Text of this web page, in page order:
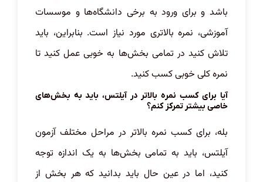
باشد و برای ورود به برخی دانشگاه‌ها و موسسات
آموزشی، نمره بالاتری مورد نیاز است. بنابراین، باید
تلاش کنید در تمامی بخش‌ها به خوبی عمل کنید تا
نمره کلی خوبی کسب کنید.
آیا برای کسب نمره بالاتر در آیلتس، باید به بخش‌های
خاصی بیشتر تمرکز کنم؟
بله، برای کسب نمره بالاتر در مراحل مختلف آزمون
آیلتس، باید به تمامی بخش‌ها به یک اندازه توجه
کنید، اما در عین حال باید بدانید که هر بخش از